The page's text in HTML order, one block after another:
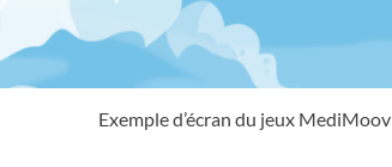
Exemple d’écran du jeux MediMoov